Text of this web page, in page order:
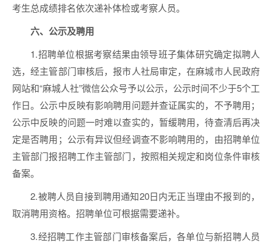
考生总成绩排名依次递补体检或考察人员。
六、公示及聘用
1.招聘单位根据考察结果由领导班子集体研究确定拟聘人
选，经主管部门审核后，报市人社局审定，在麻城市人民政府
网站和“麻城人社”微信公众号予以公示，公示时间不少于5个工
作日。公示中反映有影响聘用问题并查证属实的，不予聘用；
公示中反映的问题一时难以查实的，暂缓聘用，待查清后再决
定是否聘用；公示有异议但经调查不影响聘用的，由招聘单位
主管部门报招聘工作主管部门，按照相关规定和岗位条件审核
备案。
2.被聘人员自接到聘用通知20日内无正当理由不报到的，
取消聘用资格。招聘单位可根据需要递补。
3.经招聘工作主管部门审核备案后，各单位与新招聘人员